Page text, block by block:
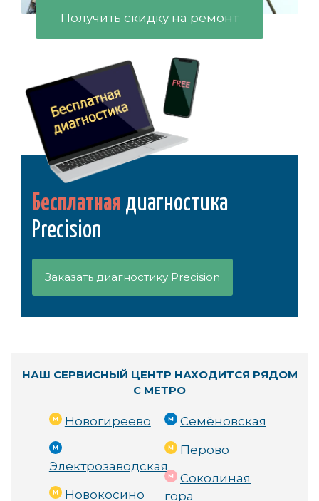
Получить скидку на ремонт
Бесплатная диагностика
Precision
Заказать диагностику Precision
НАШ СЕРВИСНЫЙ ЦЕНТР НАХОДИТСЯ РЯДОМ
С МЕТРО
Новогиреево
Электрозаводская
Новокосино
Семёновская
Перово
Соколиная
гора